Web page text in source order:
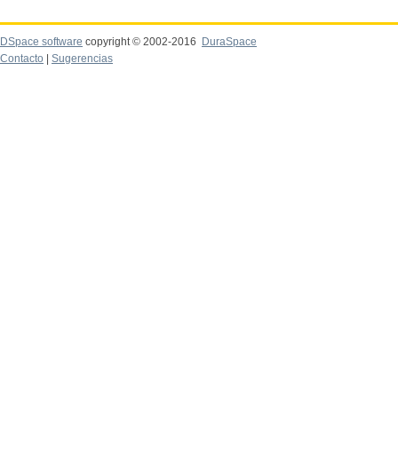
DSpace software copyright © 2002-2016
DuraSpace
Contacto
Sugerencias